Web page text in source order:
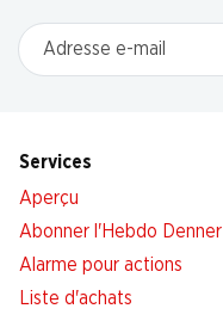
Adresse e-mail
Services
Aperçu
Abonner l'Hebdo Denner
Alarme pour actions
Liste d'achats